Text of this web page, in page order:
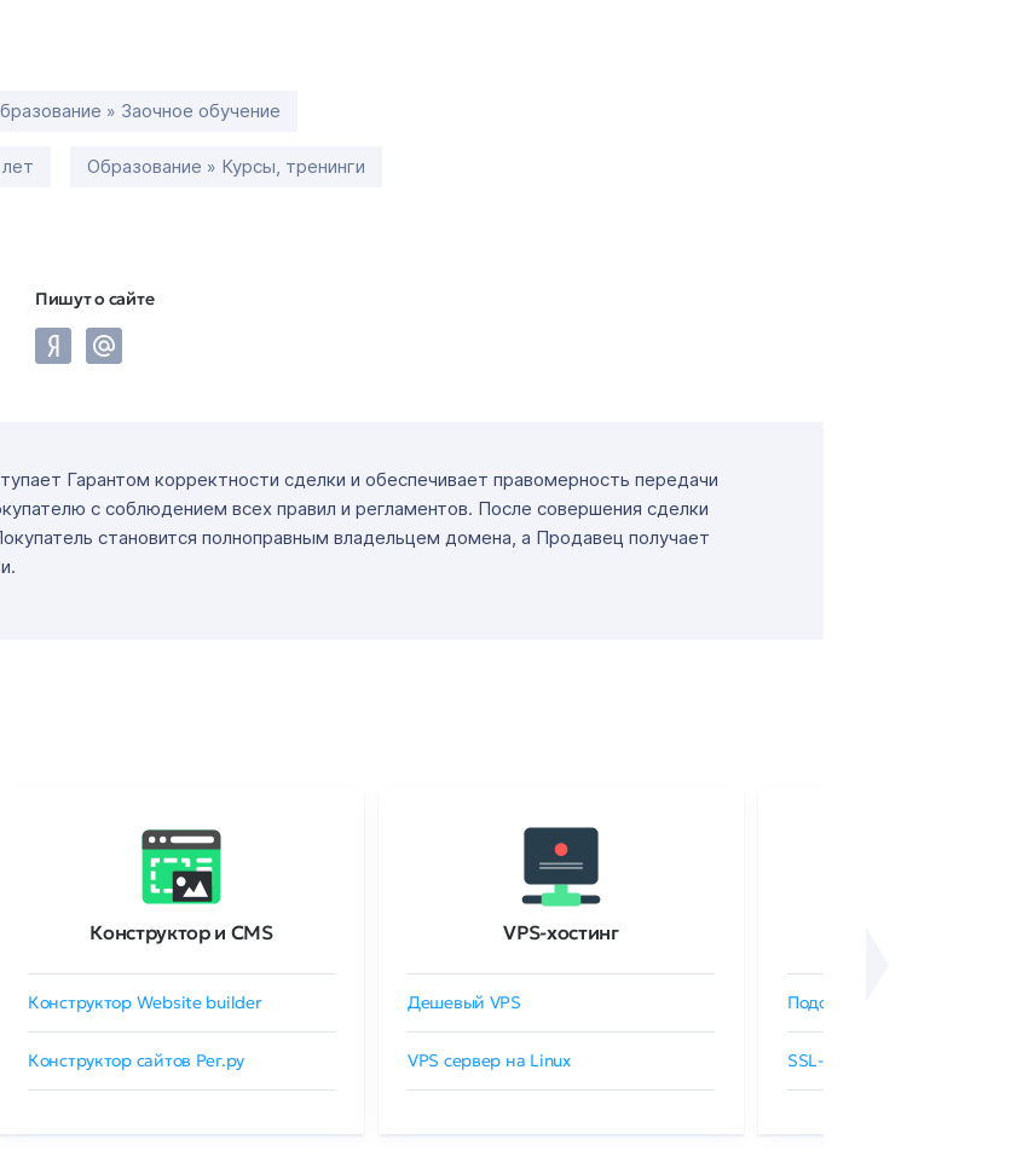
» Заочное обучение
Образование » Курсы, тренинги
Пишут о сайте
Гарантом корректности сделки и обеспечивает правомерность передачи
с соблюдением всех правил и регламентов. После совершения сделки
становится полноправным владельцем домена, а Продавец получает
Конструктор и CMS
Конструктор Website builder
Конструктор сайтов Рег.ру
VPS-хостинг
Дешевый VPS
VPS сервер на Linux
Подобрать SSL-сертификат
SSL-сертификаты GlobalSign